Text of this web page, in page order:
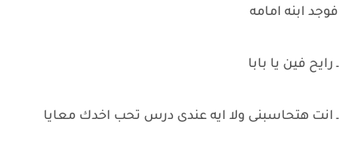
فوجد ابنه امامه
ـ رايح فين يا بابا
ـ انت هتحاسبنى ولا ايه عندى درس تحب اخدك معايا